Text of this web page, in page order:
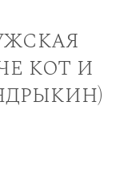
кот и